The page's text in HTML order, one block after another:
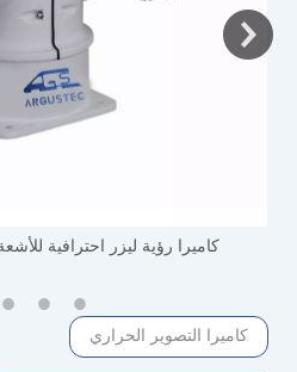
كاميرا رؤية ليزر احترافية
كاميرا التصوير الحراري